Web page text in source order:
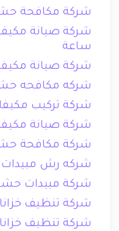
شركة مكافحة
ساعة
شركة صيانة
شركه مكافحه
شركة تركيب
شركة صيانة
شركة مكافحة
شركه رش مبيدات
شركة مبيدات
شركة تنظيف
شركة تنظيف